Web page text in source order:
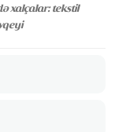
xalçalar: tekstil